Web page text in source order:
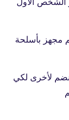
مجهز بأسلحة
لأخرى لكي